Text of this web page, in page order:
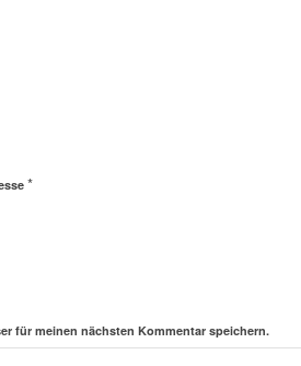
*
für meinen nächsten Kommentar speichern.